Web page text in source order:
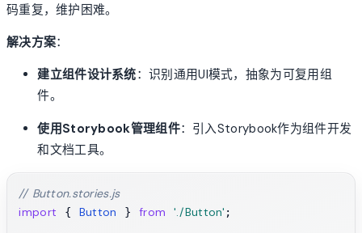
码重复，维护困难。
解决方案：
建立组件设计系统：识别通用UI模式，抽象为可复用组
件。
使用Storybook管理组件：引入Storybook作为组件开发
和文档工具。
// Button.stories.js
import { Button } from './Button' ;